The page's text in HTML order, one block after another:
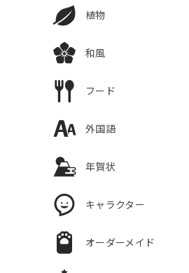
植物
和風
フード
外国語
年賀状
キャラクター
オーダーメイド